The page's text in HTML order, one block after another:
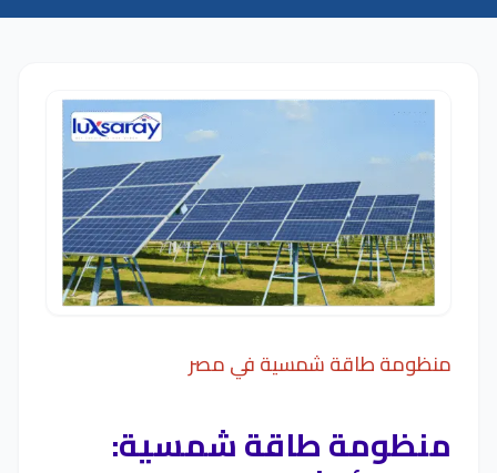
منظومة طاقة شمسية في مصر
منظومة طاقة شمسية: